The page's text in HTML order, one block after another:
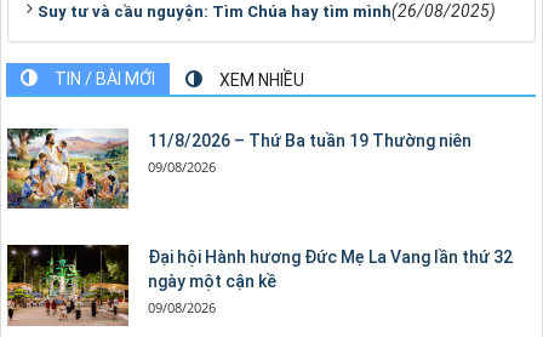
Suy tư và cầu nguyện: Tìm Chúa hay tìm mình(26/08/2025)
TIN / BÀI MỚI XEM NHIỀU
11/8/2026 – Thứ Ba tuần 19 Thường niên
09/08/2026
Đại hội Hành hương Đức Mẹ La Vang lần thứ 32
ngày một cận kề
09/08/2026